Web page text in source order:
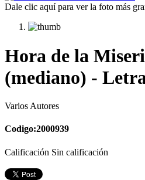
Dale clic aquí para ver la foto más
Hora de la
(mediano) -
Varios Autores
Codigo:2000939
Calificación Sin calificación